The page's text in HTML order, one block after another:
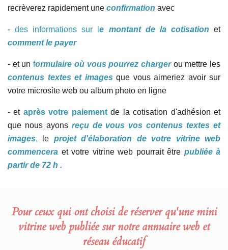
recrèverez rapidement une confirmation avec
- des informations sur le montant de la cotisation et
comment le payer
- et unformulaire où vous pourrez chargerou mettre les
contenus textes et images que vous aimeriez avoir sur
votre microsite web ou album photo en ligne
- et après votre paiementde la cotisation d'adhésion et
que nous ayons reçu de vous vos contenus textes et
images, le projet d'élaboration de votre vitrine web
commencera et votre vitrine web pourrait être publiée à
partir de 72 h .
Pour ceux qui ont choisi de réserver qu'une mini
vitrine web publiée sur notre annuaire web et
réseau éducatif